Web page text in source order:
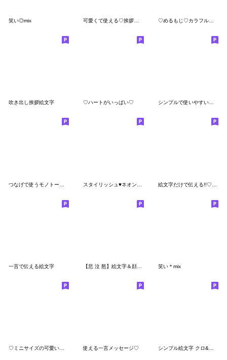
笑い◎mix ♡めるもじ♡カラフルふきだし
吹き出し挨拶絵文字 ♡ハートがいっぱい♡ シンプルで使いやすい顔文字&吹き出し(1)
一言で伝える絵文字 笑い＊mix
♡ミニサイズの可愛い吹き出し♡ 使える一言メッセージ♡ シンプル絵文字 クロ&レッド